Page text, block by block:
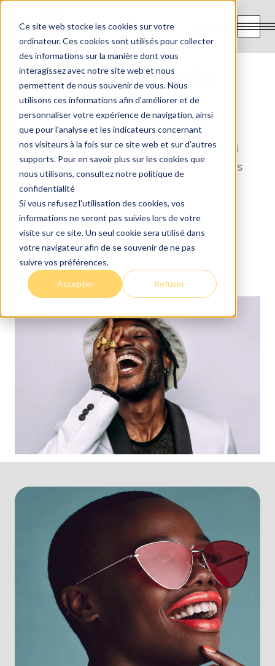
Ce site web stocke les cookies sur votre
ordinateur. Ces cookies sont utilisés pour collecter
des informations sur la manière dont vous
interagissez avec notre site web et nous
permettent de nous souvenir de vous. Nous
utilisons ces informations afin d'améliorer et de
personnaliser votre expérience de navigation, ainsi
que pour l'analyse et les indicateurs concernant
nos visiteurs à la fois sur ce site web et sur d'autres
supports. Pour en savoir plus sur les cookies que
nous utilisons, consultez notre politique de
confidentialité
Si vous refusez l'utilisation des cookies, vos
informations ne seront pas suivies lors de votre
visite sur ce site. Un seul cookie sera utilisé dans
votre navigateur afin de se souvenir de ne pas
suivre vos préférences.
Accepter Refuser
EN
Esthétique du
sourire
Peu importe l'aspect de vos dents qui
vous déplait, notre équipe pourra vous
accompagner afin d'obtenir le sourire
dont vos avez toujours rêvé!
Contactez-nous maintenant !